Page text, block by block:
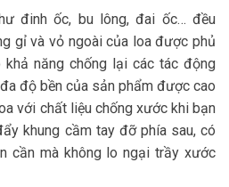
đinh ốc, bu lông, đai ốc… đều
gỉ và vỏ ngoài của loa được phủ
năng chống lại các tác động
độ bền của sản phẩm được cao
với chất liệu chống xước khi bạn
khung cầm tay đỡ phía sau, có
cần mà không lo ngại trầy xước